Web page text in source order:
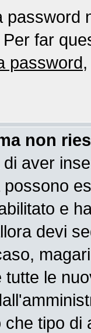
far
password
non
aver
e
devi
le
tipo